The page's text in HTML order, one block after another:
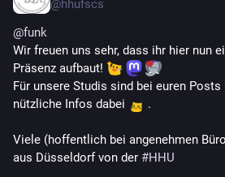
@hhufscs
@funk
Wir freuen uns sehr, dass ihr hier nun
Präsenz aufbaut!
Für unsere Studis sind bei euren Posts
nützliche Infos dabei
.
Viele (hoffentlich bei angenehmen Büro
aus Düsseldorf von der #HHU